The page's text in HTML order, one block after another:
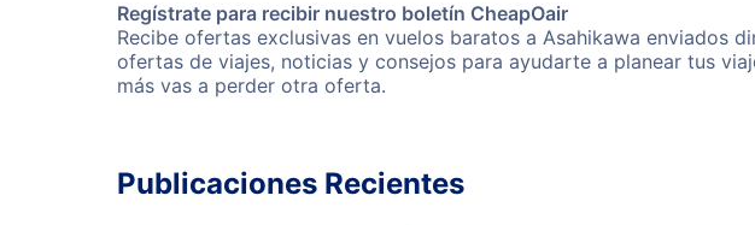
Regístrate para recibir nuestro boletín CheapOair
Recibe ofertas exclusivas en vuelos baratos a Asahikawa enviados
ofertas de viajes, noticias y consejos para ayudarte a planear tus
más vas a perder otra oferta.
Publicaciones Recientes